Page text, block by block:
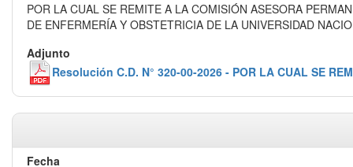
POR LA CUAL SE REMITE A LA COMISIÓN ASESORA
DE ENFERMERÍA Y OBSTETRICIA DE LA UNIVERSIDAD
Resolución C.D. N° 320-00-2026 - POR LA CUAL SE